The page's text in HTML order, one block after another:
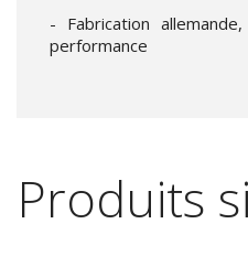
- Fabrication
performance
Produits